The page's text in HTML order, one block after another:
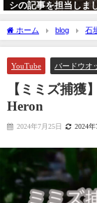
シの記事を担当しま
ホーム blog 石
ズグロミゾゴイ Malayan
YouTube バードウオ
【ミミズ捕獲
Heron
2024年7月25日 2024年